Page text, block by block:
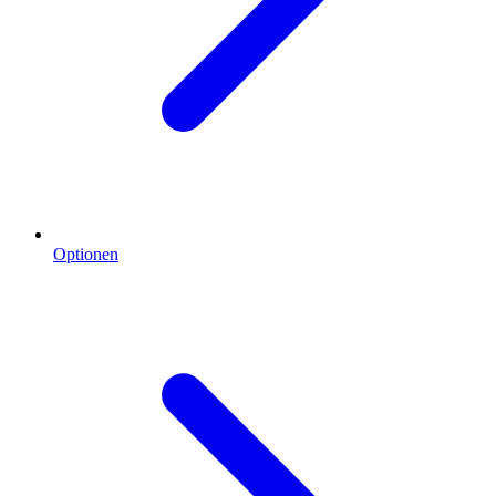
Optionen